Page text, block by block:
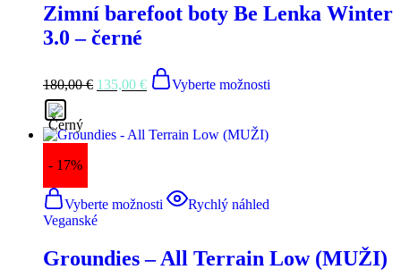
stránka
Pánské
Dámské
Příslušenství
Nabídky –
OUTLET
Zimní barefoot boty Be Lenka Winter
3.0 – černé
180,00€ 135,00 € Vyberte možnosti
- 17%
Vyberte možnosti
Rychlý náhled
Veganské
Groundies – All Terrain Low (MUŽI)